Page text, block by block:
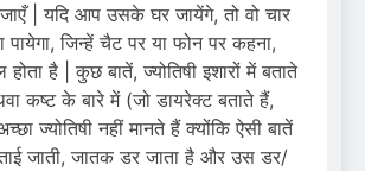
जाएँ | यदि आप उसके घर जायेंगे, तो वो चार
पायेगा, जिन्हें चैट पर या फोन पर कहना,
है | कुछ बातें, ज्योतिषी इशारों में बताते
कष्ट के बारे में (जो डायरेक्ट बताते हैं,
ज्योतिषी नहीं मानते हैं क्योंकि ऐसी बातें
जाती, जातक डर जाता है और उस डर/